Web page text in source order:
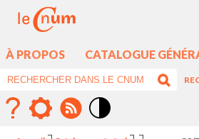
À PROPOS CATALOGUE